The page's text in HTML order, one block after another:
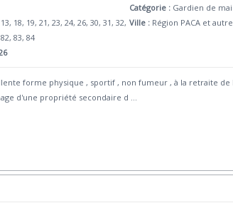
18, 19, 21, 23, 24, 26, 30, 31, 32,
83, 84
Catégorie : Gardien de
Ville : Région PACA et
forme physique , sportif , non fumeur , à la retraite
d'une propriété secondaire d